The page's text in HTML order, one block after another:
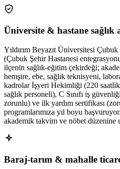
Üniversite & hastane sağlık
Yıldırım Beyazıt Üniversitesi
(Çubuk Şehir Hastanesi
ilçenin sağlık-eğitim çekirdeği;
hemşire, ebe, sağlık teknisyeni,
kadrolar İşyeri Hekimliği (220
sağlık personeli), C Sınıfı iş
zorunlu) ve ilk yardım sertifikası
programlarımıza yıl boyu
akademik takvim ve nöbet düzenine
Baraj-tarım & mahalle